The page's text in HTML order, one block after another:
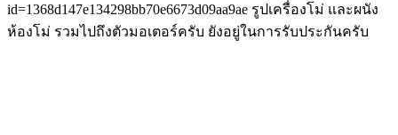
id=1368d147e134298bb70e6673d09aa9ae รูปเครื่องโม่ และผนัง
ห้องโม่ รวมไปถึงตัวมอเตอร์ครับ ยังอยู่ในการรับประกันครับ